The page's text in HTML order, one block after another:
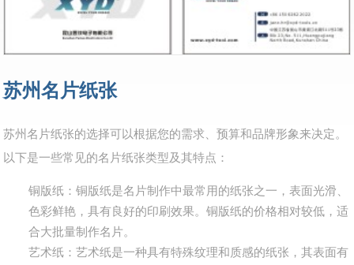
苏州名片纸张
苏州名片纸张的选择可以根据您的需求、预算和品牌形象来决定。
以下是一些常见的名片纸张类型及其特点：
铜版纸：铜版纸是名片制作中最常用的纸张之一，表面光滑、
色彩鲜艳，具有良好的印刷效果。铜版纸的价格相对较低，适
合大批量制作名片。
艺术纸：艺术纸是一种具有特殊纹理和质感的纸张，其表面有